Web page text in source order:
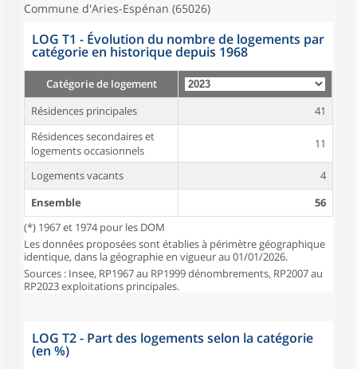
Commune d'Aries-Espénan (65026)
LOG T1 - Évolution du nombre de logements par
catégorie en historique depuis 1968
Catégorie de logement
Résidences principales
41
Résidences secondaires et
logements occasionnels
11
Logements vacants
4
Ensemble
56
(*) 1967 et 1974 pour les DOM
Les données proposées sont établies à périmètre géographique
identique, dans la géographie en vigueur au 01/01/2026.
Sources : Insee, RP1967 au RP1999 dénombrements, RP2007 au
RP2023 exploitations principales.
LOG T2 - Part des logements selon la catégorie
(en %)